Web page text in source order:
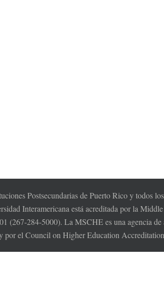
Postsecundarias de Puerto Rico y todos
Interamericana está acreditada por la
284-5000). La MSCHE es una agencia de
por el Council on Higher Education